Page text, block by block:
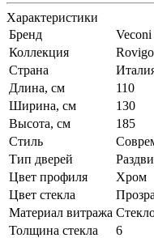
Характеристики
Бренд
Veconi
Коллекция
Rovigo
Страна
Длина, см
110
Ширина, см
130
Высота, см
185
Стиль
Тип дверей
Цвет профиля
Хром
Цвет стекла
Материал витража
Толщина стекла
6